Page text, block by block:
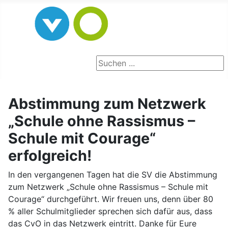
Seite durchsuchen
Abstimmung zum Netzwerk
„Schule ohne Rassismus –
Schule mit Courage“
erfolgreich!
In den vergangenen Tagen hat die SV die Abstimmung
zum Netzwerk „Schule ohne Rassismus – Schule mit
Courage“ durchgeführt. Wir freuen uns, denn über 80
% aller Schulmitglieder sprechen sich dafür aus, dass
das CvO in das Netzwerk eintritt. Danke für Eure